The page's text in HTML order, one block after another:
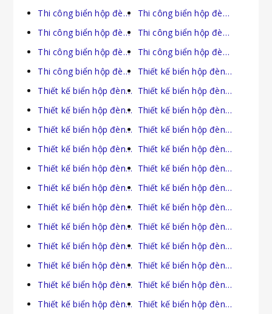
Thi công biển hộp đèn tại Thừa Thiên Huế
Thi công biển hộp đèn tại Tiền Giang
Thi công biển hộp đèn tại Trà Vinh
Thi công biển hộp đèn tại Tuyên Quang
Thi công biển hộp đèn tại Vĩnh Long
Thi công biển hộp đèn tại Vĩnh Phúc
Thi công biển hộp đèn tại Yên Bái
Thiết kế biển hộp đèn tại An Giang
Thiết kế biển hộp đèn tại Bà Rịa Vũng Tàu
Thiết kế biển hộp đèn tại Bắc Giang
Thiết kế biển hộp đèn tại Bắc Kạn
Thiết kế biển hộp đèn tại Bạc Liêu
Thiết kế biển hộp đèn tại Bắc Ninh
Thiết kế biển hộp đèn tại Bến Tre
Thiết kế biển hộp đèn tại Bình Dương
Thiết kế biển hộp đèn tại Bình Định
Thiết kế biển hộp đèn tại Bình Phước
Thiết kế biển hộp đèn tại Bình Thuận
Thiết kế biển hộp đèn tại Cà Mau
Thiết kế biển hộp đèn tại Cần Thơ
Thiết kế biển hộp đèn tại Cao Bằng
Thiết kế biển hộp đèn tại Đà Nẵng
Thiết kế biển hộp đèn tại Đắk Lắk
Thiết kế biển hộp đèn tại Đắk Nông
Thiết kế biển hộp đèn tại Điện Biên
Thiết kế biển hộp đèn tại Đồng Nai
Thiết kế biển hộp đèn tại Đồng Tháp
Thiết kế biển hộp đèn tại Gia Lai
Thiết kế biển hộp đèn tại Hà Giang
Thiết kế biển hộp đèn tại Hà Nam
Thiết kế biển hộp đèn tại Hà Nội
Thiết kế biển hộp đèn tại Hà Tĩnh